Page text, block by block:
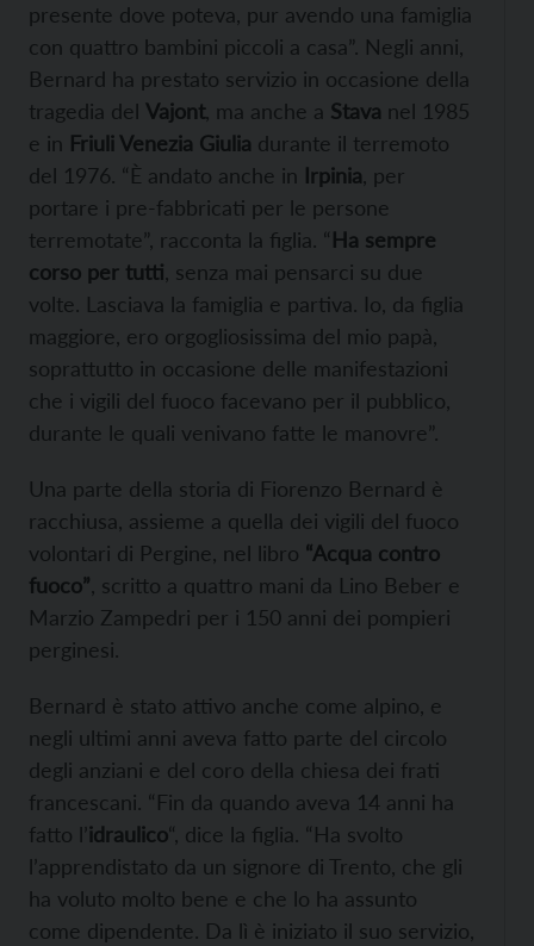
presente dove poteva, pur avendo una famiglia
con quattro bambini piccoli a casa”. Negli anni,
Bernard ha prestato servizio in occasione della
tragedia del Vajont, ma anche a Stava nel 1985
e in Friuli Venezia Giulia durante il terremoto
del 1976. “È andato anche in Irpinia , per
portare i pre-fabbricati per le persone
terremotate”, racconta la figlia. “Ha sempre
corso per tutti , senza mai pensarci su due
volte. Lasciava la famiglia e partiva. Io, da figlia
maggiore, ero orgogliosissima del mio papà,
soprattutto in occasione delle manifestazioni
che i vigili del fuoco facevano per il pubblico,
durante le quali venivano fatte le manovre”.
Una parte della storia di Fiorenzo Bernard è
racchiusa, assieme a quella dei vigili del fuoco
volontari di Pergine, nel libro “Acqua contro
fuoco” , scritto a quattro mani da Lino Beber e
Marzio Zampedri per i 150 anni dei pompieri
perginesi.
Bernard è stato attivo anche come alpino, e
negli ultimi anni aveva fatto parte del circolo
degli anziani e del coro della chiesa dei frati
francescani. “Fin da quando aveva 14 anni ha
fatto l’idraulico“, dice la figlia. “Ha svolto
l’apprendistato da un signore di Trento, che gli
ha voluto molto bene e che lo ha assunto
come dipendente. Da lì è iniziato il suo servizio,